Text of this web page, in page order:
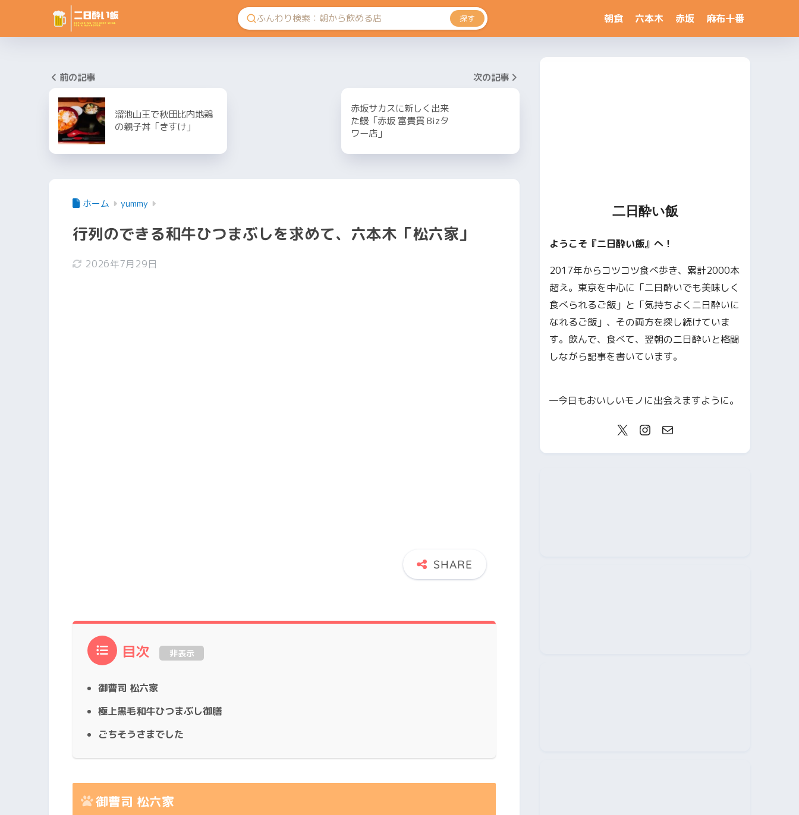
探す 朝食 六本木 赤坂 麻布十番
前の記事
溜池山王で秋田比内地鶏
の親子丼「きすけ」
次の記事
赤坂サカスに新しく出来
た鰻「赤坂 富貴貫 Bizタ
ワー店」
ホーム yummy
行列のできる和牛ひつまぶしを求めて、六本木「松六家」
2026年7月29日
目次 非表示
御曹司 松六家
極上黒毛和牛ひつまぶし御膳
ごちそうさまでした
御曹司 松六家
二日酔い飯
ようこそ『二日酔い飯』へ！
2017年からコツコツ食べ歩き、累計2000本
超え。東京を中心に「二日酔いでも美味しく
食べられるご飯」と「気持ちよく二日酔いに
なれるご飯」、その両方を探し続けていま
す。飲んで、食べて、翌朝の二日酔いと格闘
しながら記事を書いています。
—今日もおいしいモノに出会えますように。